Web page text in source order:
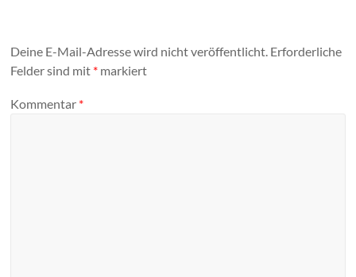
Deine E-Mail-Adresse wird nicht veröffentlicht. Erforderliche
Felder sind mit * markiert
Kommentar *